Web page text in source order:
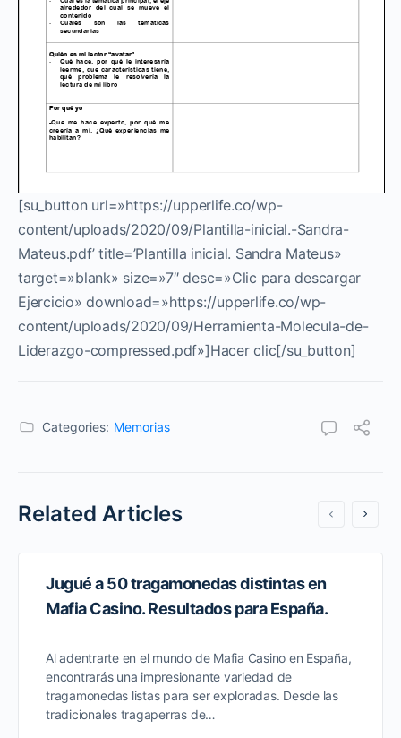
[su_button url=»https://upperlife.co/wp-
content/uploads/2020/09/Plantilla-inicial.-Sandra-
Mateus.pdf’ title=’Plantilla inicial. Sandra Mateus»
target=»blank» size=»7″ desc=»Clic para descargar
Ejercicio» download=»https://upperlife.co/wp-
content/uploads/2020/09/Herramienta-Molecula-de-
Liderazgo-compressed.pdf»]Hacer clic[/su_button]
Categories: Memorias
Related Articles
Jugué a 50 tragamonedas distintas en
Mafia Casino. Resultados para España.
Al adentrarte en el mundo de Mafia Casino en España,
encontrarás una impresionante variedad de
tragamonedas listas para ser exploradas. Desde las
tradicionales tragaperras de…